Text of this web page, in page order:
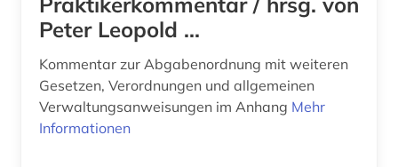
bauordnung (1)
bauplanungsrecht (1)
baurecht (15)
Peter Leopold ...
Kommentar zur Abgabenordnung mit weiteren
Gesetzen, Verordnungen und allgemeinen
Verwaltungsanweisungen im Anhang Mehr
Informationen